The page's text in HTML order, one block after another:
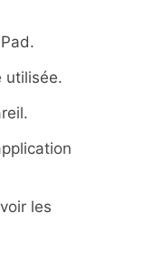
utilisée.
les